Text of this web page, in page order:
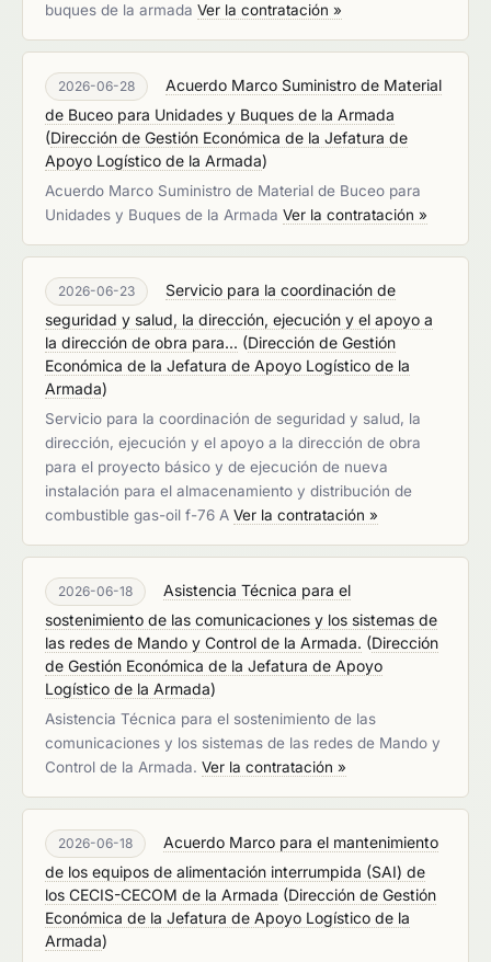
buques de la armada Ver la contratación »
2026-06-28
Acuerdo Marco Suministro de Material
de Buceo para Unidades y Buques de la Armada
(Dirección de Gestión Económica de la Jefatura de
Apoyo Logístico de la Armada)
Acuerdo Marco Suministro de Material de Buceo para
Unidades y Buques de la Armada Ver la contratación »
2026-06-23
Servicio para la coordinación de
seguridad y salud, la dirección, ejecución y el apoyo a
la dirección de obra para... (Dirección de Gestión
Económica de la Jefatura de Apoyo Logístico de la
Armada)
Servicio para la coordinación de seguridad y salud, la
dirección, ejecución y el apoyo a la dirección de obra
para el proyecto básico y de ejecución de nueva
instalación para el almacenamiento y distribución de
combustible gas-oil f-76 A Ver la contratación »
2026-06-18
Asistencia Técnica para el
sostenimiento de las comunicaciones y los sistemas de
las redes de Mando y Control de la Armada. (Dirección
de Gestión Económica de la Jefatura de Apoyo
Logístico de la Armada)
Asistencia Técnica para el sostenimiento de las
comunicaciones y los sistemas de las redes de Mando y
Control de la Armada. Ver la contratación »
2026-06-18
Acuerdo Marco para el mantenimiento
de los equipos de alimentación interrumpida (SAI) de
los CECIS-CECOM de la Armada (Dirección de Gestión
Económica de la Jefatura de Apoyo Logístico de la
Armada)